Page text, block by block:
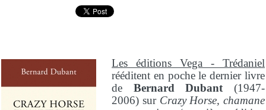
Les éditions Vega - Trédaniel
rééditent en poche le dernier livre
de Bernard Dubant (1947-
2006) sur Crazy Horse, chamane